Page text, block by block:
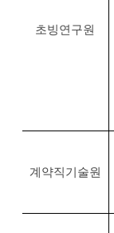
초빙연구원
계약직기술원